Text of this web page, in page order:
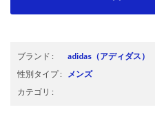
ブランド : adidas （アディダス）
性別タイプ:
メンズ
カテゴリ :